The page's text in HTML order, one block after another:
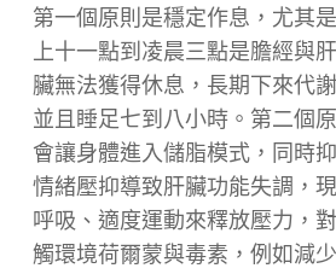
第一個原則是穩定作息，尤其
上十一點到凌晨三點是膽經與
臟無法獲得休息，長期下來代
並且睡足七到八小時。第二個
會讓身體進入儲脂模式，同時
情緒壓抑導致肝臟功能失調，
呼吸、適度運動來釋放壓力，
觸環境荷爾蒙與毒素，例如減